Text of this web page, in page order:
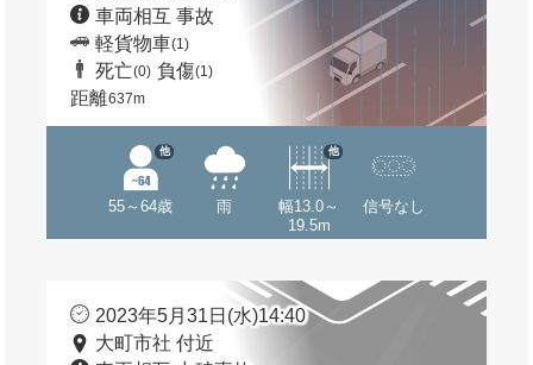
車両相互 事故
軽貨物車(1)
死亡(0) 負傷(1)
距離637m
55～64歳
他
雨
幅13.0～
19.5m
他
信号なし
2023年5月31日(水)14:40
大町市社 付近